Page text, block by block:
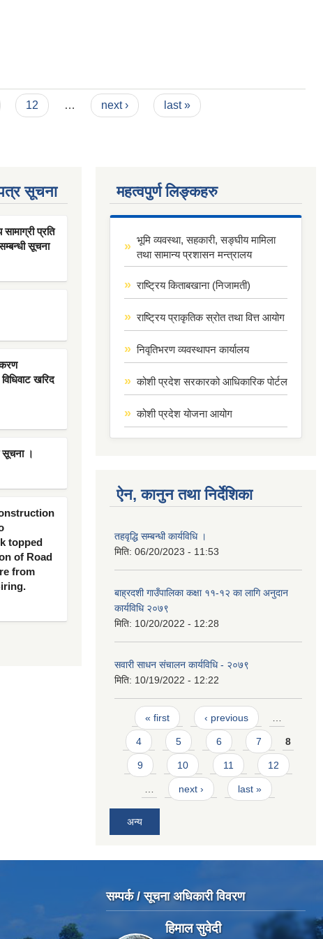
12 … next › last »
सूचना
प्रति
सूचना
खरिद
सूचना ।
topped
of Road
from
महत्वपुर्ण लिङ्कहरु
भूमि व्यवस्था, सहकारी, सङ्घीय मामिला
तथा सामान्य प्रशासन मन्त्रालय
राष्ट्रिय किताबखाना (निजामती)
राष्ट्रिय प्राकृतिक स्रोत तथा वित्त आयोग
निवृतिभरण व्यवस्थापन कार्यालय
कोशी प्रदेश सरकारको आधिकारिक पोर्टल
कोशी प्रदेश योजना आयोग
ऐन, कानुन तथा निर्देशिका
तहवृद्धि सम्बन्धी कार्यविधि ।
मिति: 06/20/2023 - 11:53
बाह्रदशी गाउँपालिका कक्षा ११-१२ का लागि अनुदान
कार्यविधि २०७९
मिति: 10/20/2022 - 12:28
सवारी साधन संचालन कार्यविधि - २०७९
मिति: 10/19/2022 - 12:22
Pages
« first ‹ previous
4 5 6 7 8
9 10 11 12
next › last »
अन्य
सम्पर्क / सूचना अधिकारी विवरण
हिमाल सुवेदी